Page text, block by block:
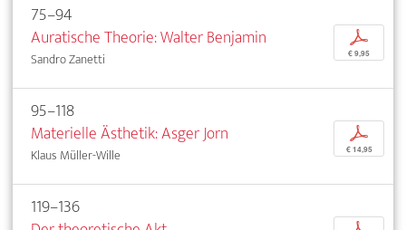
75–94
Auratische Theorie: Walter Benjamin
Sandro Zanetti
p
€ 9,95
95–118
Materielle Ästhetik: Asger Jorn
Klaus Müller-Wille
p
€ 14,95
119–136